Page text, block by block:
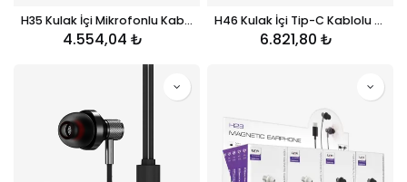
H35 Kulak İçi Mikrofonlu Kablolu Kulaklık 40'lı Paket
4.554,04 ₺
H46 Kulak İçi Tip-C Kablolu Mikrofonlu Kulaklık 40'lı Paket
6.821,80 ₺